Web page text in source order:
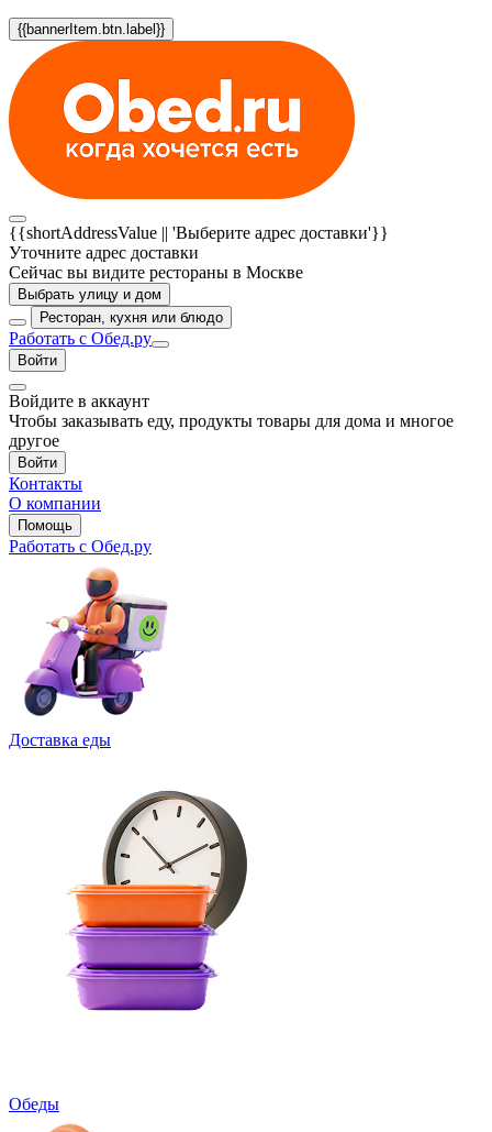
{{bannerItem.btn.label}}
{{shortAddressValue || 'Выберите адрес доставки'}}
Уточните адрес доставки
Сейчас вы видите рестораны в Москве
Выбрать улицу и дом
Ресторан, кухня или блюдо
Работать с Обед.ру
Войти
Войдите в аккаунт
Чтобы заказывать еду, продукты товары для дома и многое
другое
Войти
Контакты
О компании
Помощь
Работать с Обед.ру
Доставка еды
Обеды